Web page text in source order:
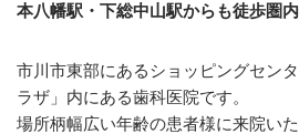
本八幡駅・下総中山駅からも徒歩圏
市川市東部にあるショッピングセン
ラザ」内にある歯科医院です。
場所柄幅広い年齢の患者様に来院い